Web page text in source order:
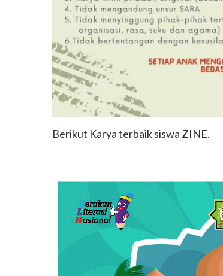
Berikut Karya terbaik siswa ZINE.